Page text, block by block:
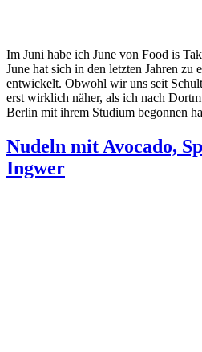
Im Juni habe ich June von Food is
June hat sich in den letzten Jahren zu
entwickelt. Obwohl wir uns seit
erst wirklich näher, als ich nach
Berlin mit ihrem Studium begonnen
Nudeln mit Avocado,
Ingwer